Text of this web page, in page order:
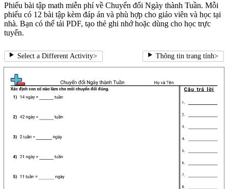
Phiếu bài tập math miễn phí về Chuyển đổi Ngày thành Tuần. Mỗi
phiếu có 12 bài tập kèm đáp án và phù hợp cho giáo viên và học tại
nhà. Bạn có thể tải PDF, tạo thẻ ghi nhớ hoặc dùng cho học trực
tuyến.
Select a Different Activity> Thông tin trang tính>